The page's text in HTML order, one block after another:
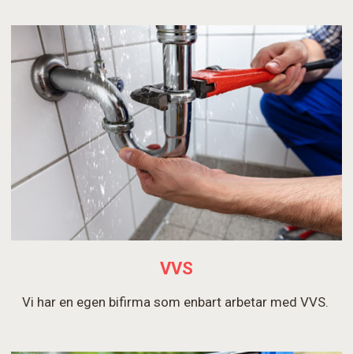
VVS
Vi har en egen bifirma som enbart arbetar med VVS.